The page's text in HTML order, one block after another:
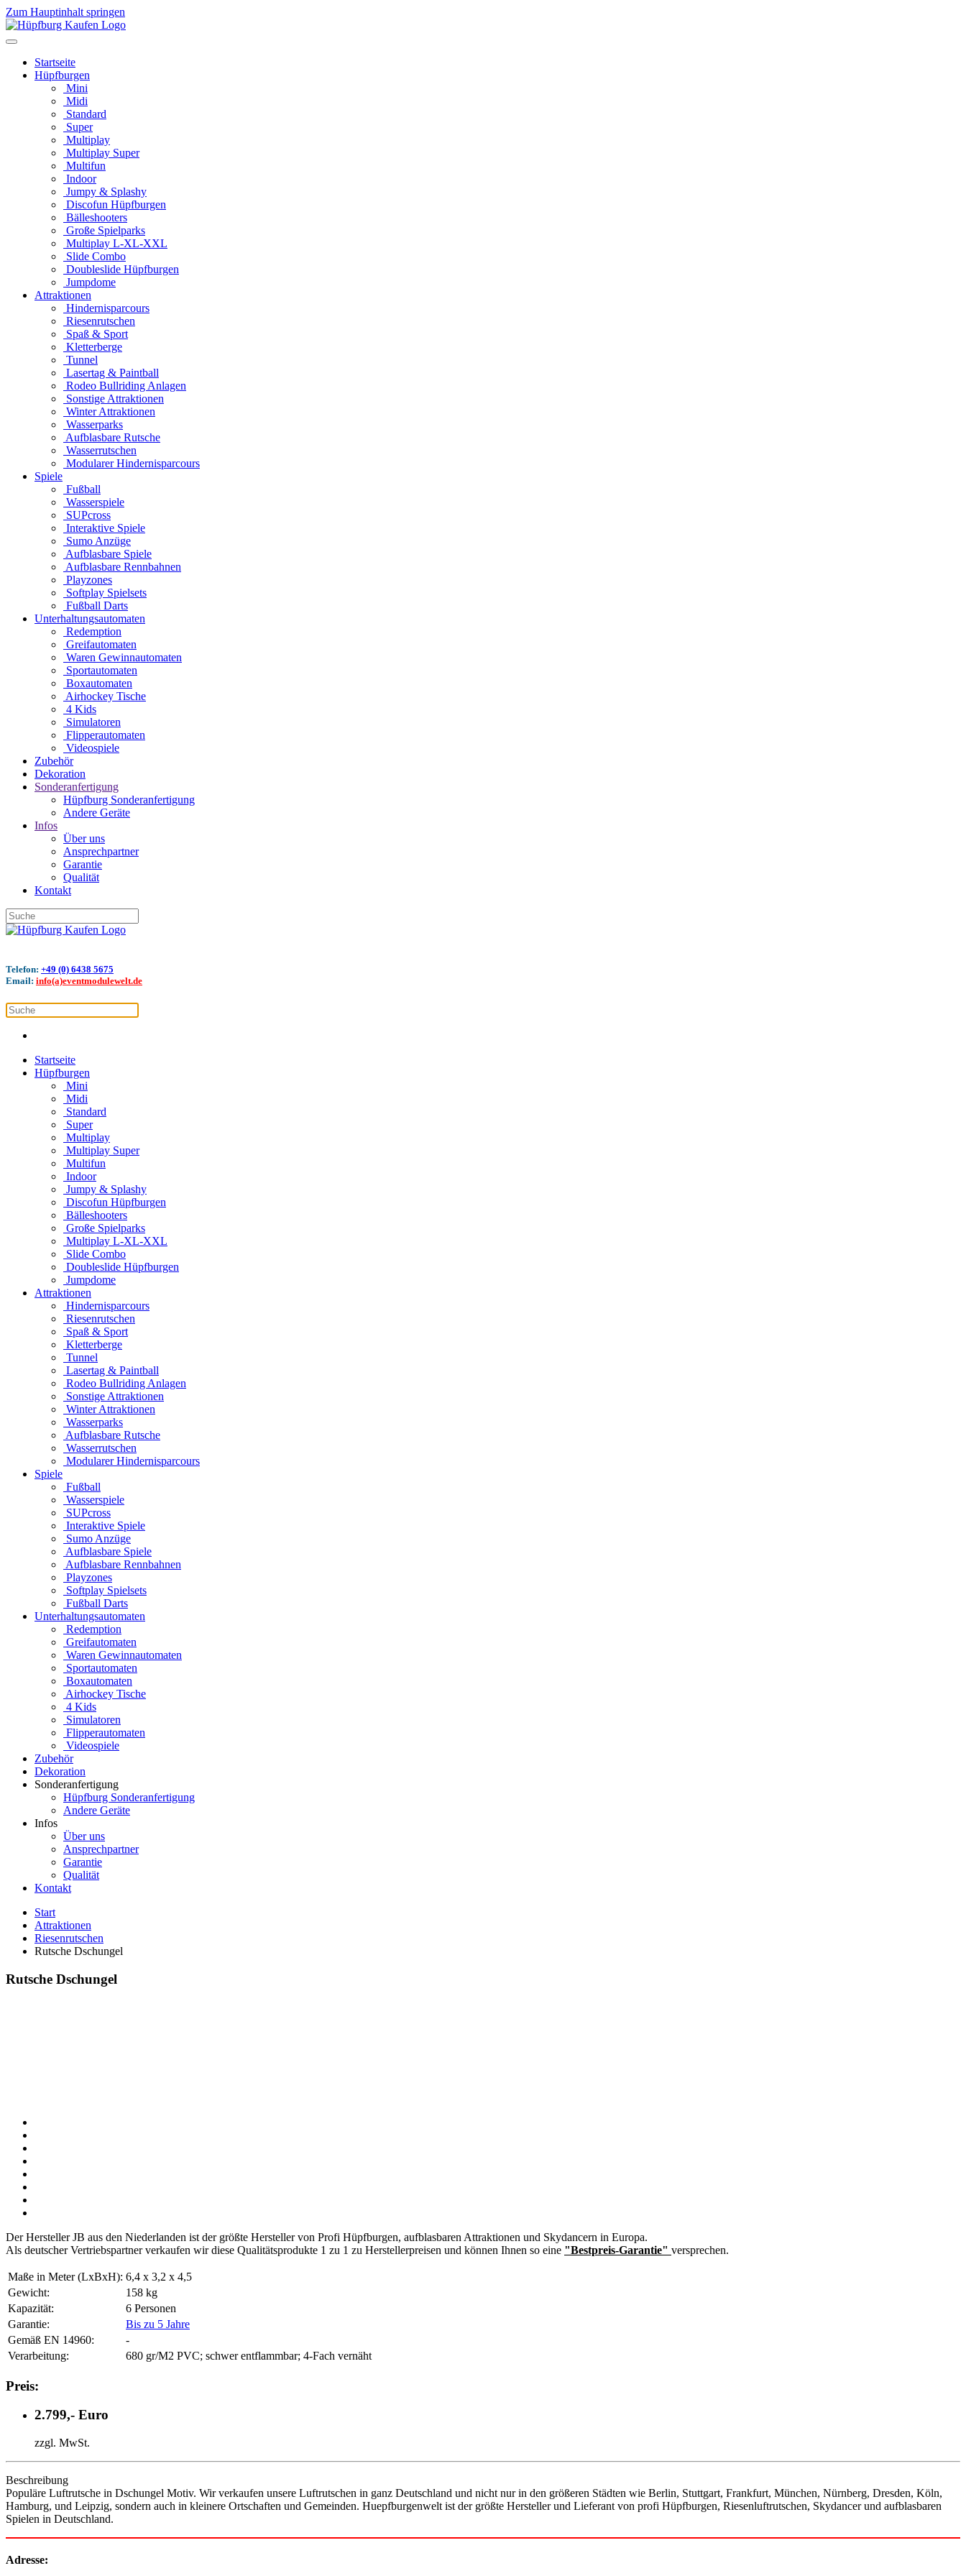
Zum Hauptinhalt springen
Startseite
Hüpfburgen
Mini
Midi
Standard
Super
Multiplay
Multiplay Super
Multifun
Indoor
Jumpy & Splashy
Discofun Hüpfburgen
Bälleshooters
Große Spielparks
Multiplay L-XL-XXL
Slide Combo
Doubleslide Hüpfburgen
Jumpdome
Attraktionen
Hindernisparcours
Riesenrutschen
Spaß & Sport
Kletterberge
Tunnel
Lasertag & Paintball
Rodeo Bullriding Anlagen
Sonstige Attraktionen
Winter Attraktionen
Wasserparks
Aufblasbare Rutsche
Wasserrutschen
Modularer Hindernisparcours
Spiele
Fußball
Wasserspiele
SUPcross
Interaktive Spiele
Sumo Anzüge
Aufblasbare Spiele
Aufblasbare Rennbahnen
Playzones
Softplay Spielsets
Fußball Darts
Unterhaltungsautomaten
Redemption
Greifautomaten
Waren Gewinnautomaten
Sportautomaten
Boxautomaten
Airhockey Tische
4 Kids
Simulatoren
Flipperautomaten
Videospiele
Zubehör
Dekoration
Sonderanfertigung
Hüpfburg Sonderanfertigung
Andere Geräte
Infos
Über uns
Ansprechpartner
Garantie
Qualität
Kontakt
Telefon: +49 (0) 6438 5675
Email: info(a)eventmodulewelt.de
Startseite
Hüpfburgen
Mini
Midi
Standard
Super
Multiplay
Multiplay Super
Multifun
Indoor
Jumpy & Splashy
Discofun Hüpfburgen
Bälleshooters
Große Spielparks
Multiplay L-XL-XXL
Slide Combo
Doubleslide Hüpfburgen
Jumpdome
Attraktionen
Hindernisparcours
Riesenrutschen
Spaß & Sport
Kletterberge
Tunnel
Lasertag & Paintball
Rodeo Bullriding Anlagen
Sonstige Attraktionen
Winter Attraktionen
Wasserparks
Aufblasbare Rutsche
Wasserrutschen
Modularer Hindernisparcours
Spiele
Fußball
Wasserspiele
SUPcross
Interaktive Spiele
Sumo Anzüge
Aufblasbare Spiele
Aufblasbare Rennbahnen
Playzones
Softplay Spielsets
Fußball Darts
Unterhaltungsautomaten
Redemption
Greifautomaten
Waren Gewinnautomaten
Sportautomaten
Boxautomaten
Airhockey Tische
4 Kids
Simulatoren
Flipperautomaten
Videospiele
Zubehör
Dekoration
Sonderanfertigung
Hüpfburg Sonderanfertigung
Andere Geräte
Infos
Über uns
Ansprechpartner
Garantie
Qualität
Kontakt
Start
Attraktionen
Riesenrutschen
Rutsche Dschungel
Rutsche Dschungel
Der Hersteller JB aus den Niederlanden ist der größte Hersteller von Profi Hüpfburgen, aufblasbaren Attraktionen und Skydancern in Europa.
Als deutscher Vertriebspartner verkaufen wir diese Qualitätsprodukte 1 zu 1 zu Herstellerpreisen und können Ihnen so eine "Bestpreis-Garantie" versprechen.
Maße in Meter (LxBxH): 6,4 x 3,2 x 4,5
Gewicht:
158 kg
Kapazität:
6 Personen
Garantie:
Bis zu 5 Jahre
Gemäß EN 14960:
-
Verarbeitung:
680 gr/M2 PVC; schwer entflammbar; 4-Fach vernäht
Preis:
2.799,- Euro
zzgl. MwSt.
Beschreibung
Populäre Luftrutsche in Dschungel Motiv. Wir verkaufen unsere Luftrutschen in ganz Deutschland und nicht nur in den größeren Städten wie Berlin, Stuttgart, Frankfurt, München, Nürnberg, Dresden, Köln,
Hamburg, und Leipzig, sondern auch in kleinere Ortschaften und Gemeinden. Huepfburgenwelt ist der größte Hersteller und Lieferant von profi Hüpfburgen, Riesenluftrutschen, Skydancer und aufblasbaren
Spielen in Deutschland.
Adresse: